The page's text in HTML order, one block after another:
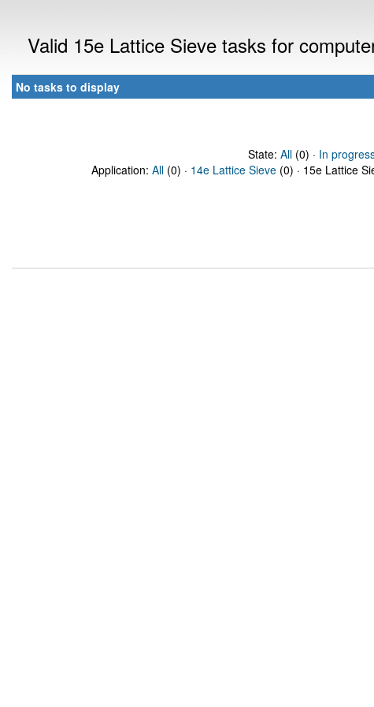
Valid 15e Lattice Sieve tasks for
No tasks to display
State: All(0) · In
Application: All (0) · 14e Lattice Sieve (0) · 15e Lattice